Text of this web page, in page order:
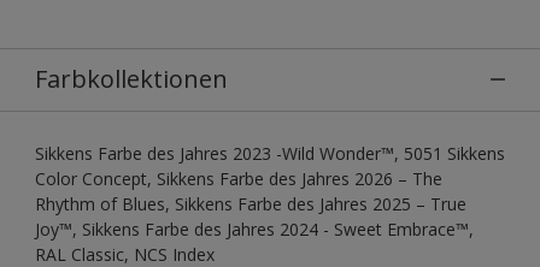
Farbkollektionen
Sikkens Farbe des Jahres 2023 -Wild Wonder™, 5051 Sikkens
Color Concept, Sikkens Farbe des Jahres 2026 – The
Rhythm of Blues, Sikkens Farbe des Jahres 2025 – True
Joy™, Sikkens Farbe des Jahres 2024 - Sweet Embrace™,
RAL Classic, NCS Index